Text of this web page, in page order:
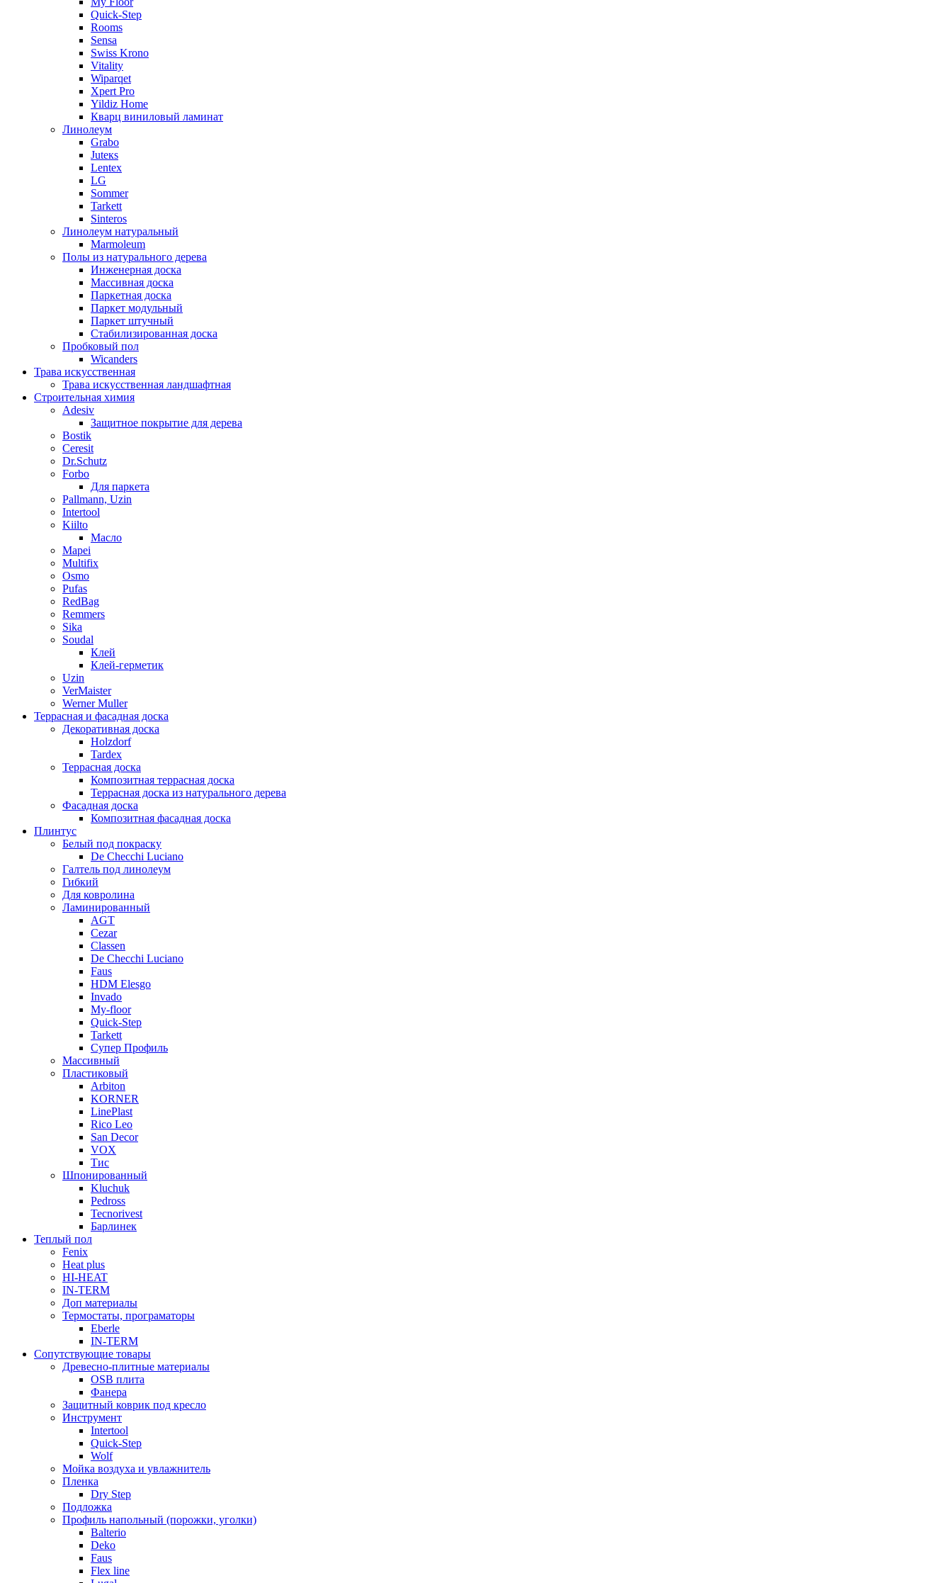
Quick-Step
Rooms
Sensa
Swiss Krono
Vitality
Wiparqet
Xpert Pro
Yildiz Home
Кварц виниловый ламинат
Линолеум
Grabo
Juteкs
Lentex
LG
Sommer
Tarkett
Sinteros
Линолеум натуральный
Marmoleum
Полы из натурального дерева
Инженерная доска
Массивная доска
Паркетная доска
Паркет модульный
Паркет штучный
Стабилизированная доска
Пробковый пол
Wicanders
Трава искусственная
Трава искусственная ландшафтная
Строительная химия
Adesiv
Защитное покрытие для дерева
Bostik
Ceresit
Dr.Schutz
Forbo
Для паркета
Pallmann, Uzin
Intertool
Kiilto
Масло
Mapei
Multifix
Osmo
Pufas
RedBag
Remmers
Sika
Soudal
Клей
Клей-герметик
Uzin
VerMaister
Werner Muller
Террасная и фасадная доска
Декоративная доска
Holzdorf
Tardex
Террасная доска
Композитная террасная доска
Террасная доска из натурального дерева
Фасадная доска
Композитная фасадная доска
Плинтус
Белый под покраску
De Checchi Luciano
Галтель под линолеум
Гибкий
Для ковролина
Ламинированный
AGT
Cezar
Classen
De Checchi Luciano
Faus
HDM Elesgo
Invado
My-floor
Quick-Step
Tarkett
Супер Профиль
Массивный
Пластиковый
Arbiton
KORNER
LinePlast
Rico Leo
San Decor
VOX
Тис
Шпонированный
Kluchuk
Pedross
Tecnorivest
Барлинек
Теплый пол
Fenix
Heat plus
HI-HEAT
IN-TERM
Доп материалы
Термостаты, програматоры
Eberle
IN-TERM
Сопутствующие товары
Древесно-плитные материалы
OSB плита
Фанера
Защитный коврик под кресло
Инструмент
Intertool
Quick-Step
Wolf
Мойка воздуха и увлажнитель
Пленка
Dry Step
Подложка
Профиль напольный (порожки, уголки)
Balterio
Deko
Faus
Flex line